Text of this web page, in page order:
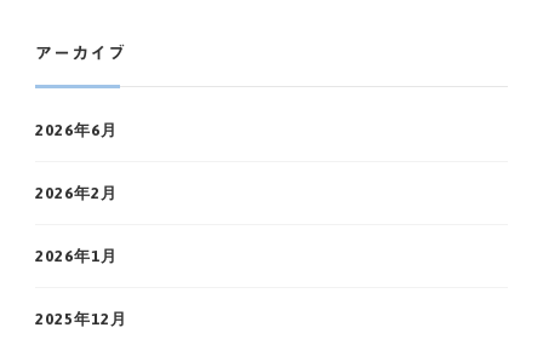
アーカイブ
2026年6月
2026年2月
2026年1月
2025年12月